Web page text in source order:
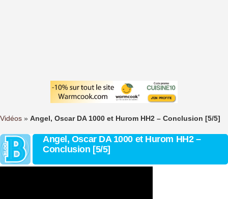
Vidéos » Angel, Oscar DA 1000 et Hurom HH2 – Conclusion [5/5]
Angel, Oscar DA 1000 et Hurom HH2 –
Conclusion [5/5]